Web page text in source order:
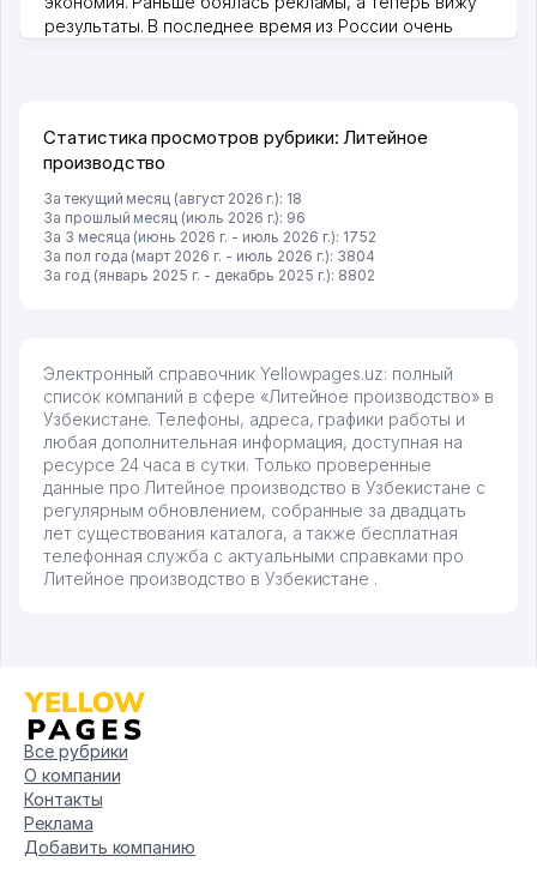
результаты. В последнее время из России очень
Статистика просмотров рубрики: Литейное
производство
За текущий месяц (август 2026 г.): 18
За прошлый месяц (июль 2026 г.): 96
За 3 месяца (июнь 2026 г. - июль 2026 г.): 1752
За пол года (март 2026 г. - июль 2026 г.): 3804
За год (январь 2025 г. - декабрь 2025 г.): 8802
Электронный справочник Yellowpages.uz: полный
список компаний в сфере «Литейное производство» в
Узбекистане. Телефоны, адреса, графики работы и
любая дополнительная информация, доступная на
ресурсе 24 часа в сутки. Только проверенные
данные про Литейное производство в Узбекистане с
регулярным обновлением, собранные за двадцать
лет существования каталога, а также бесплатная
телефонная служба с актуальными справками про
Литейное производство в Узбекистане .
Все рубрики
О компании
Контакты
Реклама
Добавить компанию